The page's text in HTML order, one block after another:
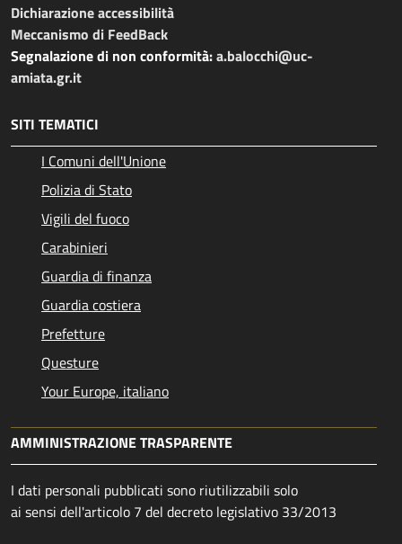
Dichiarazione accessibilità
Meccanismo di FeedBack
Segnalazione di non conformità:a.balocchi@uc-
amiata.gr.it
SITI TEMATICI
I Comuni dell'Unione
Polizia di Stato
Vigili del fuoco
Carabinieri
Guardia di finanza
Guardia costiera
Prefetture
Questure
Your Europe, italiano
AMMINISTRAZIONE TRASPARENTE
I dati personali pubblicati sono riutilizzabili solo
ai sensi dell'articolo 7 del decreto legislativo 33/2013